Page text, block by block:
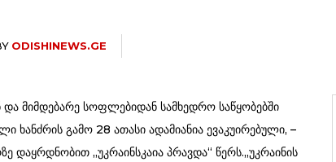
ODISHINEWS.GE
მიმდებარე სოფლებიდან სამხედრო საწყობებში
ხანძრის გამო 28 ათასი ადამიანია ევაკუირებული, –
დაყრდნობით „უკრაინსკაია პრავდა“ წერს.„უკრაინის